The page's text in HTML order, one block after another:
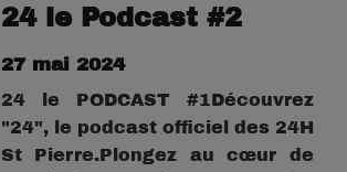
des interviews exclusives.Dans
celles et ceux qui font les 24H,
des organisateurs aux
participants, et...
24 le Podcast #2
27 mai 2024
24 le PODCAST #1Découvrez
"24", le podcast officiel des 24H
St Pierre.Plongez au cœur de